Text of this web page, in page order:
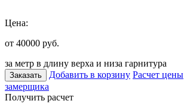
Цена:
от 40000 руб.
за метр в длину верха и низа гарнитура
Заказать Добавить в корзину Расчет цены
замерщика
Получить расчет